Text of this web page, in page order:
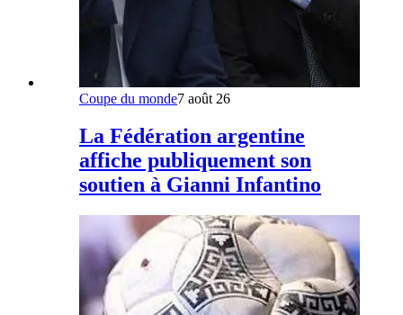
Coupe du monde7 août 26
La Fédération argentine
affiche publiquement son
soutien à Gianni Infantino